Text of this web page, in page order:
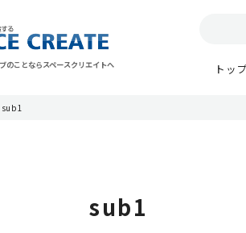
のことならスペースクリエイトへ トッ
sub1
sub1